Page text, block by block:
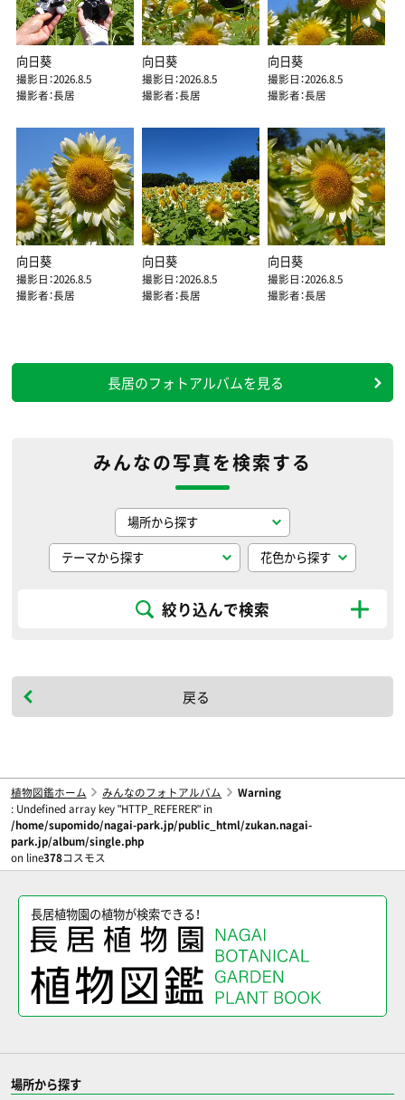
向日葵
撮影日：2026.8.5
撮影者：長居
向日葵
撮影日：2026.8.5
撮影者：長居
向日葵
撮影日：2026.8.5
撮影者：長居
向日葵
撮影日：2026.8.5
撮影者：長居
向日葵
撮影日：2026.8.5
撮影者：長居
向日葵
撮影日：2026.8.5
撮影者：長居
長居のフォトアルバムを見る
みんなの写真を検索する
絞り込んで検索
戻る
植物図鑑ホーム みんなのフォトアルバム
Warning
: Undefined array key "HTTP_REFERER" in
/home/supomido/nagai-park.jp/public_html/zukan.nagai-
park.jp/album/single.php
on line378コスモス
長居植物園の植物が検索できる！
場所から探す